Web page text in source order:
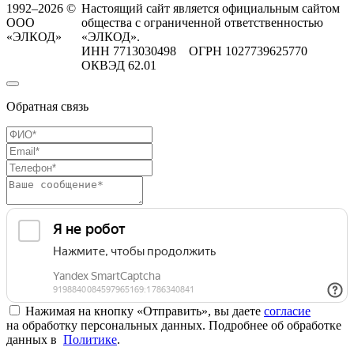
1992–2026 ©
ООО
«ЭЛКОД»
Настоящий сайт является официальным сайтом
общества с ограниченной ответственностью
«ЭЛКОД».
ИНН 7713030498 ОГРН 1027739625770
ОКВЭД 62.01
Обратная связь
Нажимая на кнопку «Отправить», вы даете согласие
на обработку персональных данных. Подробнее об обработке
данных в Политике.